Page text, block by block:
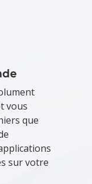
vous
que
sur votre